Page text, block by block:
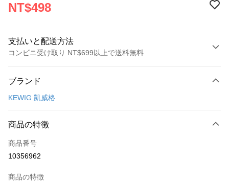
NT$498
支払いと配送方法
コンビニ受け取り NT$699以上で送料無料
クレジットカード1回払い
3回払い、金利0、毎回
華南商業銀行
上海商業儲蓄銀行
コンビニ店頭代金引換
LINE Pay
Apple Pay
ブランド
KEWIG 凱威格
商品の特徴
商品番号
10356962
商品の特徴